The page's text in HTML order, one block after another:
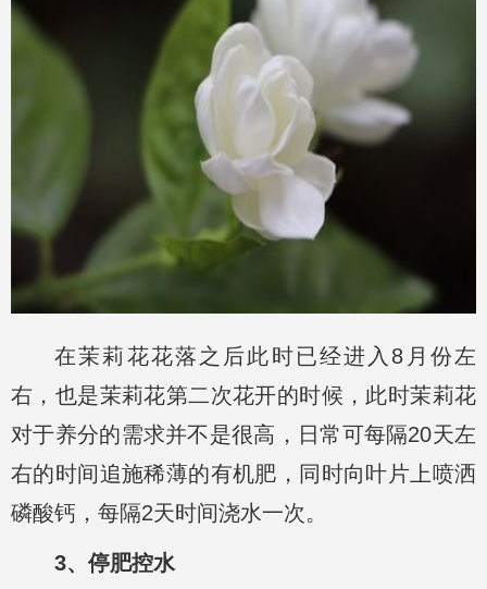
在茉莉花花落之后此时已经进入8月份左
右，也是茉莉花第二次花开的时候，此时茉莉花
对于养分的需求并不是很高，日常可每隔20天左
右的时间追施稀薄的有机肥，同时向叶片上喷洒
磷酸钙，每隔2天时间浇水一次。
3、停肥控水